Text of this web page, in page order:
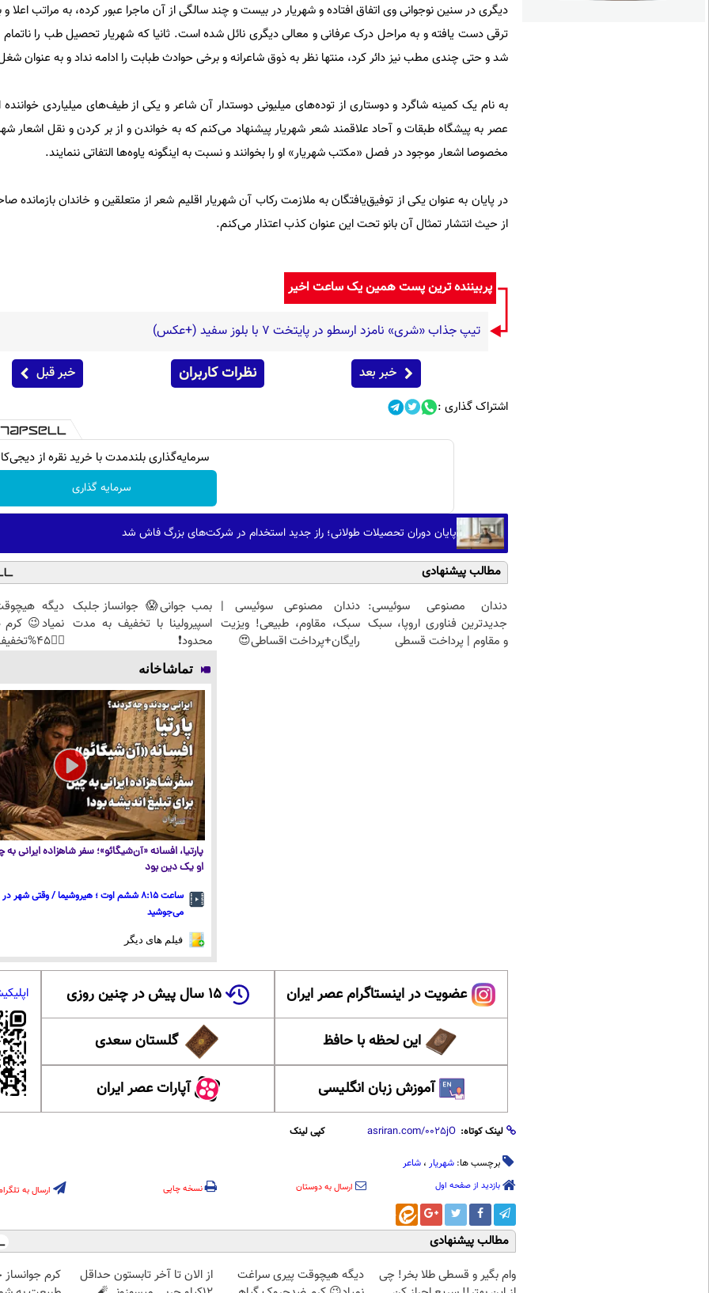
دیگری در سنین نوجوانی وی اتفاق افتاده و شهریار در بیست و چند سالگی از آن ماجرا عبور کرده، به مراتب اعلا و
ترقی دست یافته و به مراحل درک عرفانی و معالی دیگری نائل شده است. ثانیا که شهریار تحصیل طب را
شد و حتی چندی مطب نیز دائر کرد، منتها نظر به ذوق شاعرانه و برخی حوادث طبابت را ادامه نداد و به عنوان
به‌ نام یک کمینه شاگرد و دوستاری از توده‌های میلیونی دوستدار آن شاعر و یکی از طیف‌های میلیاردی
عصر به پیشگاه طبقات و آحاد علاقمند شعر شهریار پیشنهاد می‌کنم که به خواندن و از بر کردن و نقل اشعار
مخصوصا اشعار موجود در فصل «مکتب شهریار» او را بخوانند و نسبت به اینگونه یاوه‌ها التفاتی ننمایند.
در پایان به عنوان یکی از توفیق‌یافتگان به ملازمت رکاب آن شهریار اقلیم شعر از متعلقین و خاندان
از حیث انتشار تمثال آن بانو تحت این عنوان کذب اعتذار می‌کنم.
پربیننده ترین پست همین یک ساعت اخیر
تیپ جذاب «شری» نامزد ارسطو در پایتخت 7 با بلوز سفید (+عکس)
خبر بعد نظرات کاربران خبر قبل
اشتراک گذاری :
سرمایه‌گذاری بلندمدت با خرید نقره از
سرمایه گذاری
پایان دوران تحصیلات طولانی؛ راز جدید استخدام در شرکت‌های بزرگ فاش شد
مطالب پیشنهادی
دندان مصنوعی سوئیسی:
جدیدترین فناوری اروپا، سبک
و مقاوم | پرداخت قسطی
دندان مصنوعی سوئیسی |
سبک، مقاوم، طبیعی! ویزیت
رایگان+پرداخت اقساطی😍
بمب جوانی😱 جوانساز جلبک
اسپیرولینا با تخفیف به مدت
محدود❗
دیگه
نمیاد😉
👈🏻45%تخفیف
تماشاخانه
پارتیا، افسانه «آن‌شیگائو»؛ سفر شاهزاده ایرانی
او یک دین بود
ساعت ۸:۱۵ ششم اوت ؛ هیروشیما / وقتی شهر
می‌جوشید
فیلم های دیگر
عضویت در اینستاگرام عصر ایران ۱۵ سال پیش در چنین روزی
این لحظه با حافظ گلستان سعدی
آموزش زبان انگلیسی آپارات عصر ایران
لینک کوتاه: کپی لینک
برچسب ها: شهریار ، شاعر
بازدید از صفحه اول ارسال به دوستان نسخه چاپی ارسال به
مطالب پیشنهادی
وام بگیر و قسطی طلا بخر! چی
دیگه هیچوقت پیری سراغت
از الان تا آخر تابستون حداقل
کرم